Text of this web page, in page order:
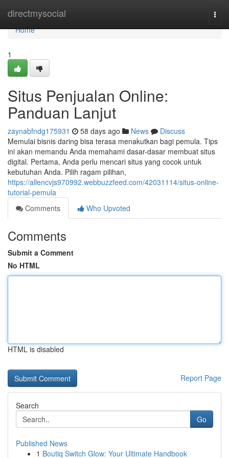
directmysocial
Home
Home
1
Situs Penjualan Online:
Panduan Lanjut
zaynabfndg175931 58 days ago News
Discuss
Memulai bisnis daring bisa terasa menakutkan bagi pemula. Tips
ini akan memandu Anda memahami dasar-dasar membuat situs
digital. Pertama, Anda perlu mencari situs yang cocok untuk
kebutuhan Anda. Pilih ragam pilihan,
https://allencvjs970992.webbuzzfeed.com/42031114/situs-online-
tutorial-pemula
Comments
Who Upvoted
Comments
Submit a Comment
No HTML
HTML is disabled
Report Page
Search
Go
Published News
1 Boutiq Switch Glow: Your Ultimate Handbook